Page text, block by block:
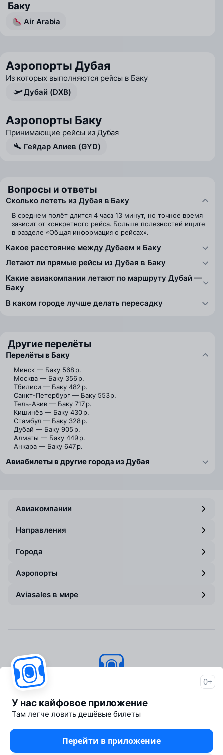
Баку
Air Arabia
Аэропорты Дубая
Из которых выполняются рейсы в Баку
Дубай (DXB)
Аэропорты Баку
Принимающие рейсы из Дубая
Гейдар Алиев (GYD)
Вопросы и ответы
Сколько лететь из Дубая в Баку
В среднем полёт длится 4 часа 13 минут, но точное время
зависит от конкретного рейса. Больше полезностей ищите
в разделе «Общая информация о рейсах».
Какое расстояние между Дубаем и Баку
Летают ли прямые рейсы из Дубая в Баку
Какие авиакомпании летают по маршруту Дубай —
Баку
В каком городе лучше делать пересадку
Другие перелёты
Перелёты в Баку
Минск — Баку 568 р.
Москва — Баку 356 р.
Тбилиси — Баку 482 р.
Санкт-Петербург — Баку 553 р.
Тель-Авив — Баку 717 р.
Кишинёв — Баку 430 р.
Стамбул — Баку 328 р.
Дубай — Баку 905 р.
Алматы — Баку 449 р.
Анкара — Баку 647 р.
Авиабилеты в другие города из Дубая
Авиакомпании
Направления
Города
Аэропорты
Aviasales в мире
Об Авиасейлс
Пресс‑центр
Travelpayouts
Партнёрская программа
0+
У нас кайфовое приложение
Там легче ловить дешёвые билеты
Перейти в приложение